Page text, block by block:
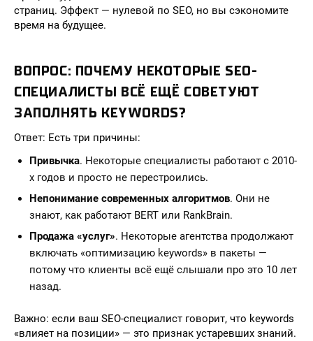
страниц. Эффект — нулевой по SEO, но вы сэкономите
время на будущее.
ВОПРОС: ПОЧЕМУ НЕКОТОРЫЕ SEO-
СПЕЦИАЛИСТЫ ВСЁ ЕЩЁ СОВЕТУЮТ
ЗАПОЛНЯТЬ KEYWORDS?
Ответ: Есть три причины:
Привычка. Некоторые специалисты работают с 2010-
х годов и просто не перестроились.
Непонимание современных алгоритмов. Они не
знают, как работают BERT или RankBrain.
Продажа «услуг». Некоторые агентства продолжают
включать «оптимизацию keywords» в пакеты —
потому что клиенты всё ещё слышали про это 10 лет
назад.
Важно: если ваш SEO-специалист говорит, что keywords
«влияет на позиции» — это признак устаревших знаний.